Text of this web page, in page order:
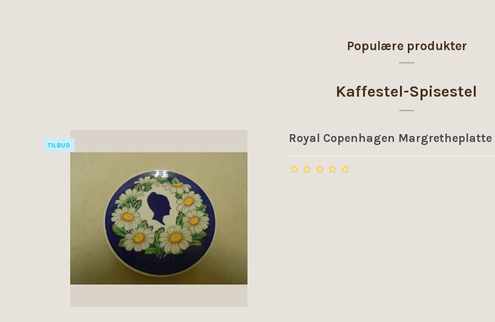
Populære produkter
Kaffestel-Spisestel
TILBUD
Royal Copenhagen Margretheplatte